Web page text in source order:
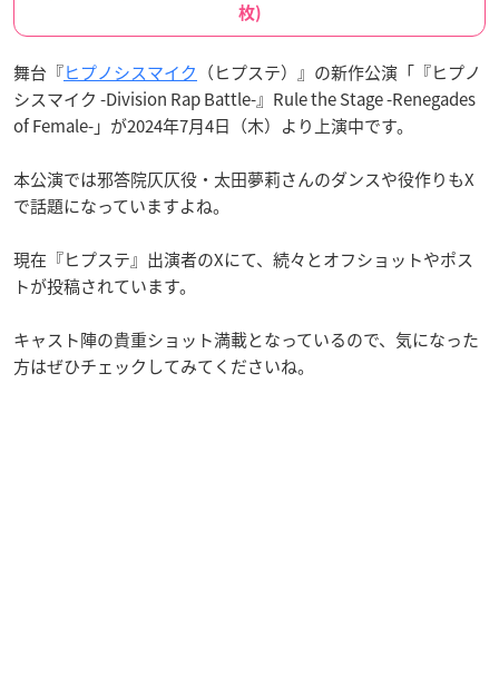
枚)
舞台『ヒプノシスマイク （ヒプステ）』の新作公演「『ヒプノ
シスマイク -Division Rap Battle-』Rule the Stage -Renegades
of Female-」が2024年7月4日（木）より上演中です。
本公演では邪答院仄仄役・太田夢莉さんのダンスや役作りもX
で話題になっていますよね。
現在『ヒプステ』出演者のXにて、続々とオフショットやポス
トが投稿されています。
キャスト陣の貴重ショット満載となっているので、気になった
方はぜひチェックしてみてくださいね。